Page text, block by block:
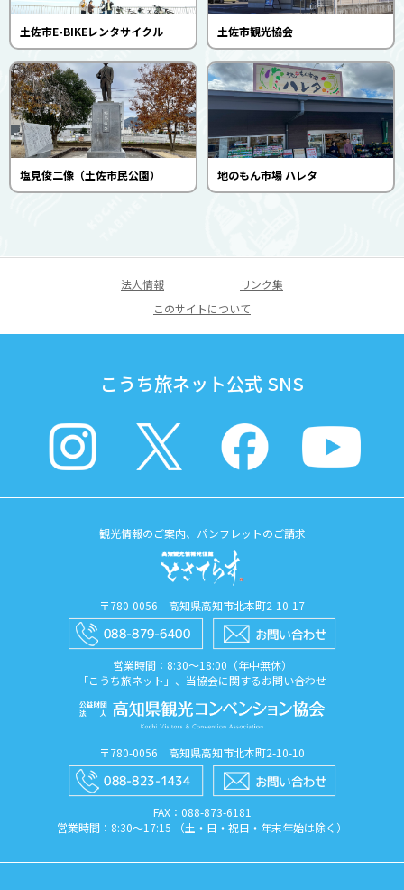
土佐市E-BIKEレンタサイクル 土佐市観光協会
塩見俊二像（土佐市民公園） 地のもん市場 ハレタ
法人情報
リンク集
このサイトについて
こうち旅ネット公式 SNS
観光情報のご案内、パンフレットのご請求
〒780-0056 高知県高知市北本町2-10-17
営業時間：8:30〜18:00（年中無休）
「こうち旅ネット」、当協会に関するお問い合わせ
〒780-0056 高知県高知市北本町2-10-10
FAX：088​-873​-6181
営業時間：8:30〜17:15 （土・日・祝日・年末年始は除く）